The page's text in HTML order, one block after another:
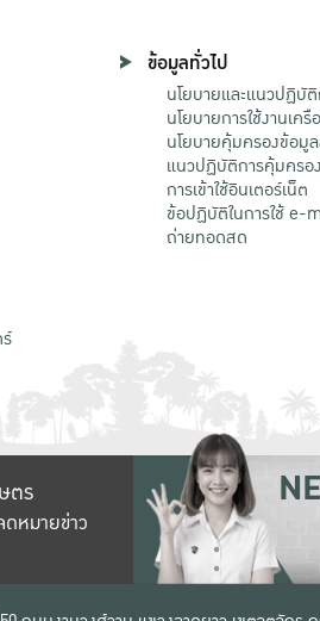
ข้อมูลทั่วไป
นโยบายและแนวปฏิบั
นโยบายการใช้งานเค
นโยบายคุ้มครองข้อมู
แนวปฏิบัติการคุ้มคร
การเข้าใช้อินเตอร์เน็ต
ข้อปฏิบัติในการใช้ e-
ถ่ายทอดสด
ตร
หมายข่าว